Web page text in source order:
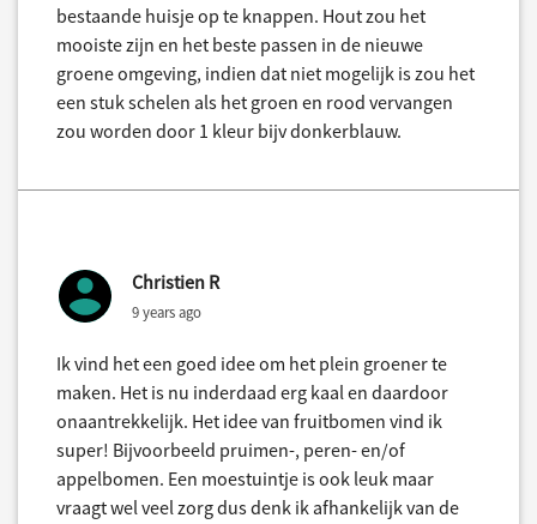
bestaande huisje op te knappen. Hout zou het
mooiste zijn en het beste passen in de nieuwe
groene omgeving, indien dat niet mogelijk is zou het
een stuk schelen als het groen en rood vervangen
zou worden door 1 kleur bijv donkerblauw.
Christien R
9 years ago
Ik vind het een goed idee om het plein groener te
maken. Het is nu inderdaad erg kaal en daardoor
onaantrekkelijk. Het idee van fruitbomen vind ik
super! Bijvoorbeeld pruimen-, peren- en/of
appelbomen. Een moestuintje is ook leuk maar
vraagt wel veel zorg dus denk ik afhankelijk van de